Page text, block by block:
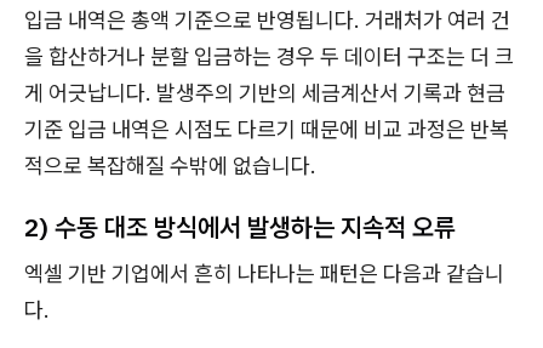
입금 내역은 총액 기준으로 반영됩니다. 거래처가 여러 건
을 합산하거나 분할 입금하는 경우 두 데이터 구조는 더 크
게 어긋납니다. 발생주의 기반의 세금계산서 기록과 현금
기준 입금 내역은 시점도 다르기 때문에 비교 과정은 반복
적으로 복잡해질 수밖에 없습니다.
2) 수동 대조 방식에서 발생하는 지속적 오류
엑셀 기반 기업에서 흔히 나타나는 패턴은 다음과 같습니
다.